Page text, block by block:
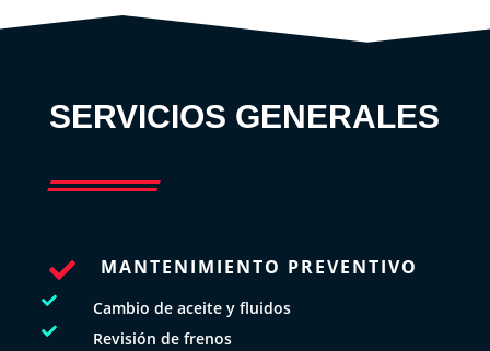
SERVICIOS GENERALES
 MANTENIMIENTO PREVENTIVO
 Cambio de aceite y fluidos
 Revisión de frenos